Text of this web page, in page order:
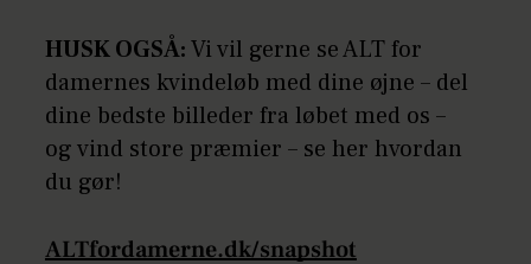
HUSK OGSÅ:Vi vil gerne se ALT for
damernes kvindeløb med dine øjne – del
dine bedste billeder fra løbet med os –
og vind store præmier – se her hvordan
du gør!
ALTfordamerne.dk/snapshot